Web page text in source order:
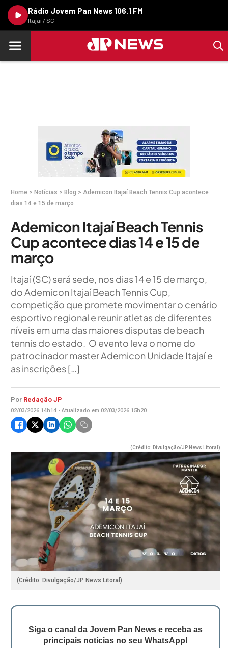
Rádio Jovem Pan News 106.1 FM
Itajaí / SC
Home > Notícias > Blog > Ademicon Itajaí Beach Tennis Cup acontece
dias 14 e 15 de março
Ademicon Itajaí Beach Tennis
Cup acontece dias 14 e 15 de
março
Itajaí (SC) será sede, nos dias 14 e 15 de março,
do Ademicon Itajaí Beach Tennis Cup,
competição que promete movimentar o cenário
esportivo regional e reunir atletas de diferentes
níveis em uma das maiores disputas de beach
tennis do estado. O evento leva o nome do
patrocinador master Ademicon Unidade Itajaí e
as inscrições […]
Por Redação JP
02/03/2026 14h14 - Atualizado em 02/03/2026 15h20
(Crédito: Divulgação/JP News Litoral)
(Crédito: Divulgação/JP News Litoral)
Siga o canal da Jovem Pan News e receba as
principais notícias no seu WhatsApp!